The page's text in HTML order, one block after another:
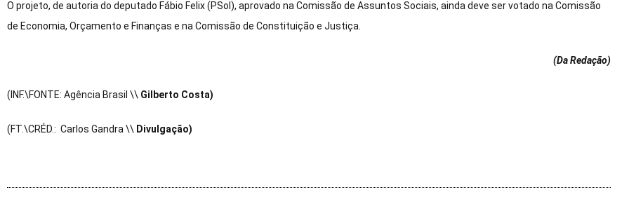
O projeto, de autoria do deputado Fábio Felix (PSol), aprovado na Comissão de Assuntos Sociais, ainda deve ser votado na Comissão
de Economia, Orçamento e Finanças e na Comissão de Constituição e Justiça.
(Da Redação)
(INF.\FONTE: Agência Brasil \\ Gilberto Costa)
(FT.\CRÉD.: Carlos Gandra \\ Divulgação)